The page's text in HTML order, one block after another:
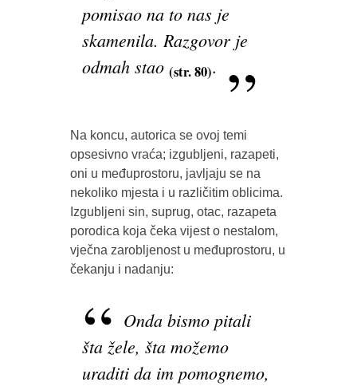
pomisao na to nas je
skamenila. Razgovor je
odmah stao (str. 80).
Na koncu, autorica se ovoj temi
opsesivno vraća; izgubljeni, razapeti,
oni u međuprostoru, javljaju se na
nekoliko mjesta i u različitim oblicima.
Izgubljeni sin, suprug, otac, razapeta
porodica koja čeka vijest o nestalom,
vječna zarobljenost u međuprostoru, u
čekanju i nadanju:
Onda bismo pitali
šta žele, šta možemo
uraditi da im pomognemo,